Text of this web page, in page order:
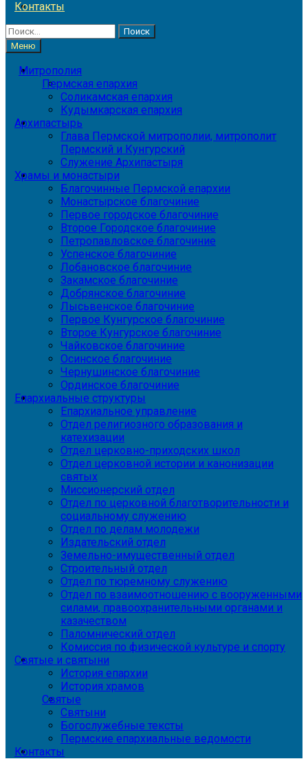
Контакты
Найти:
Меню
Митрополия
Пермская епархия
Соликамская епархия
Кудымкарская епархия
Архипастырь
Глава Пермской митрополии, митрополит
Пермский и Кунгурский
Служение Архипастыря
Храмы и монастыри
Благочинные Пермской епархии
Монастырское благочиние
Первое городское благочиние
Второе Городское благочиние
Петропавловское благочиние
Успенское благочиние
Лобановское благочиние
Закамское благочиние
Добрянское благочиние
Лысьвенское благочиние
Первое Кунгурское благочиние
Второе Кунгурское благочиние
Чайковское благочиние
Осинское благочиние
Чернушинское благочиние
Ординское благочиние
Епархиальные структуры
Епархиальное управление
Отдел религиозного образования и
катехизации
Отдел церковно-приходских школ
Отдел церковной истории и канонизации
святых
Миссионерский отдел
Отдел по церковной благотворительности и
социальному служению
Отдел по делам молодежи
Издательский отдел
Земельно-имущественный отдел
Строительный отдел
Отдел по тюремному служению
Отдел по взаимоотношению с вооруженными
силами, правоохранительными органами и
казачеством
Паломнический отдел
Комиссия по физической культуре и спорту
Святые и святыни
История епархии
История храмов
Святые
Святыни
Богослужебные тексты
Пермские епархиальные ведомости
Контакты